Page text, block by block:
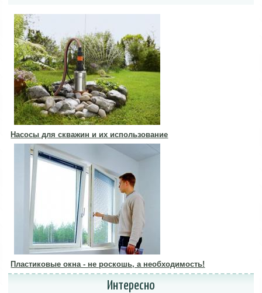
Насосы для скважин и их использование
Пластиковые окна - не роскошь, а необходимость!
Интересно